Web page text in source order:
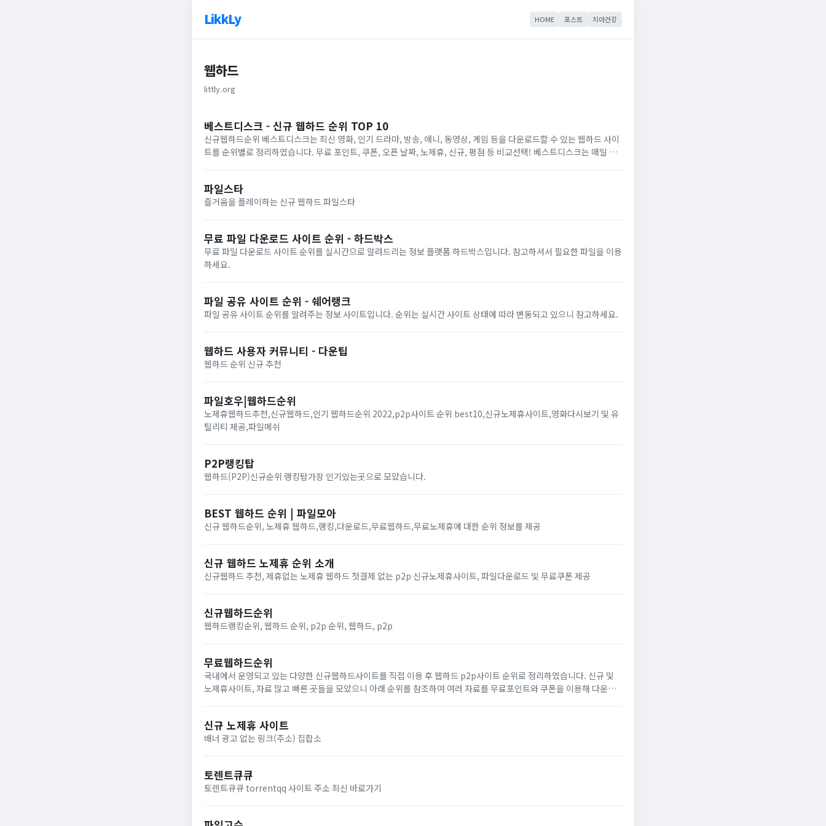
LikkLy HOME 포스트 치아건강
웹하드
littly.org
베스트디스크 - 신규 웹하드 순위 TOP 10
신규웹하드순위 베스트디스크는 최신 영화, 인기 드라마, 방송, 애니, 동영상, 게임 등을 다운로드할 수 있는 웹하드 사이
트를 순위별로 정리하였습니다. 무료 포인트, 쿠폰, 오픈 날짜, 노제휴, 신규, 평점 등 비교선택! 베스트디스크는 매일 실
파일스타
즐거움을 플레이하는 신규 웹하드 파일스타
무료 파일 다운로드 사이트 순위 - 하드박스
무료 파일 다운로드 사이트 순위를 실시간으로 알려드리는 정보 플랫폼 하드박스입니다. 참고하셔서 필요한 파일을 이용
하세요.
파일 공유 사이트 순위 - 쉐어랭크
파일 공유 사이트 순위를 알려주는 정보 사이트입니다. 순위는 실시간 사이트 상태에 따라 변동되고 있으니 참고하세요.
웹하드 사용자 커뮤니티 - 다운팁
웹하드 순위 신규 추천
파일호우|웹하드순위
노제휴웹하드추천,신규웹하드,인기 웹하드순위 2022,p2p사이트 순위 best10,신규노제휴사이트,영화다시보기 및 유
틸리티 제공,파일메쉬
P2P랭킹탑
웹하드(P2P)신규순위 랭킹탑가장 인기있는곳으로 모았습니다.
BEST 웹하드 순위 | 파일모아
신규 웹하드순위, 노제휴 웹하드,랭킹,다운로드,무료웹하드,무료노제휴에 대한 순위 정보를 제공
신규 웹하드 노제휴 순위 소개
신규웹하드 추천, 제휴없는 노제휴 웹하드 첫결제 없는 p2p 신규노제휴사이트, 파일다운로드 및 무료쿠폰 제공
신규웹하드순위
웹하드랭킹순위, 웹하드 순위, p2p 순위, 웹하드, p2p
무료웹하드순위
국내에서 운영되고 있는 다양한 신규웹하드사이트를 직접 이용 후 웹하드 p2p사이트 순위로 정리하였습니다. 신규 및
노제휴사이트, 자료 많고 빠른 곳들을 모았으니 아래 순위를 참조하여 여러 자료를 무료포인트와 쿠폰을 이용해 다운로
신규 노제휴 사이트
배너 광고 없는 링크(주소) 집합소
토렌트큐큐
토렌트큐큐 torrentqq 사이트 주소 최신 바로가기